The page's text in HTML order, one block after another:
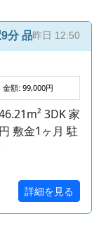
分 品川駅15分
昨日 12:50
金額: 99,000円
3DK 家
敷金1ヶ月 駐
詳細を見る